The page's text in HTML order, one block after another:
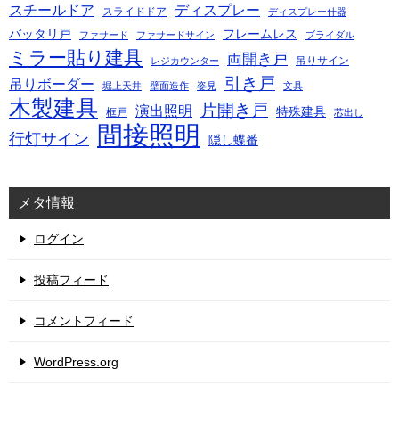
スチールドア スライドドア ディスプレー ディスプレー什器
バッタリ戸 ファサード ファサードサイン フレームレス ブライダル
ミラー貼り建具 レジカウンター 両開き戸 吊りサイン
吊りボーダー 堀上天井 壁面造作 姿見 引き戸 文具
木製建具 框戸 演出照明 片開き戸 特殊建具 芯出し
行灯サイン 間接照明 隠し蝶番
メタ情報
ログイン
投稿フィード
コメントフィード
WordPress.org